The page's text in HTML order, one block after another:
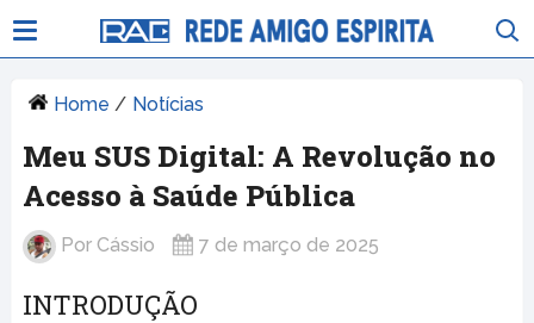
Home / Notícias
Meu SUS Digital: A Revolução no
Acesso à Saúde Pública
Por Cássio 7 de março de 2025
INTRODUÇÃO